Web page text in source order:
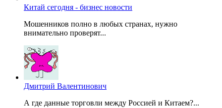
Китай сегодня - бизнес новости
Мошенников полно в любых странах, нужно
внимательно проверят...
Дмитрий Валентинович
А где данные торговли между Россией и Китаем?...